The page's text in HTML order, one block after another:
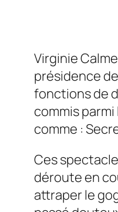
Virginie
présidence
fonctions de
commis
comme :
Ces
déroute en
attraper le